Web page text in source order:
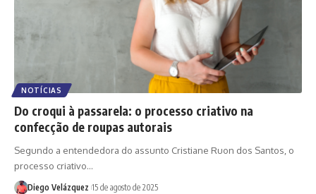
NOTÍCIAS
Do croqui à passarela: o processo criativo na
confecção de roupas autorais
Segundo a entendedora do assunto Cristiane Ruon dos Santos, o
processo criativo…
Diego Velázquez 15 de agosto de 2025